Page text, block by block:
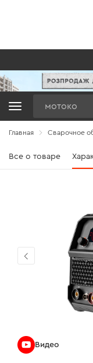
Главная Сварочное
Все о товаре
Видео